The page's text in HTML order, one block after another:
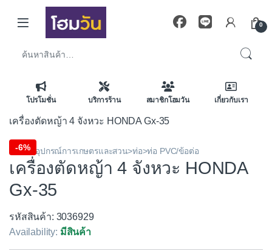
Skip to navigation
Skip to content
0
โปรโมชั่น บริการร้าน สมาชิกโฮมวัน เกี่ยวกับเรา
เครื่องตัดหญ้า 4 จังหวะ HONDA Gx-35
-6%
ประปา อุปกรณ์การเกษตรและสวน>ท่อ>ท่อ PVC/ข้อต่อ
เครื่องตัดหญ้า 4 จังหวะ HONDA
Gx-35
รหัสสินค้า: 3036929
Availability: มีสินค้า